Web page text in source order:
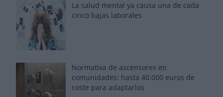
La salud mental ya causa una de cada
cinco bajas laborales
Normativa de ascensores en
comunidades: hasta 40.000 euros de
coste para adaptarlos